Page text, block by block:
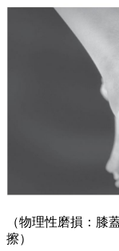
（物理性磨損：膝
擦）